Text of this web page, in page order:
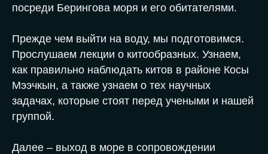
посреди Берингова моря и его обитателями.
Прежде чем выйти на воду, мы подготовимся.
Прослушаем лекции о китообразных. Узнаем,
как правильно наблюдать китов в районе Косы
Мээчкын, а также узнаем о тех научных
задачах, которые стоят перед учеными и нашей
группой.
Далее – выход в море в сопровождении